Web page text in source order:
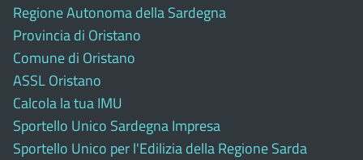
Regione Autonoma della Sardegna
Provincia di Oristano
Comune di Oristano
ASSL Oristano
Calcola la tua IMU
Sportello Unico Sardegna Impresa
Sportello Unico per l'Edilizia della Regione Sarda